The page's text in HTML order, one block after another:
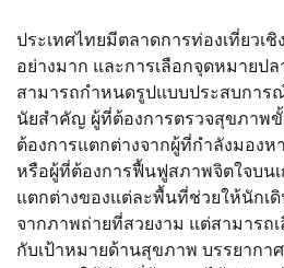
ประเทศไทยมีตลาดการท่องเที่ยวเ
อย่างมาก และการเลือกจุดหมายป
สามารถกำหนดรูปแบบประสบการ
นัยสำคัญ ผู้ที่ต้องการตรวจสุขภาพ
ต้องการแตกต่างจากผู้ที่กำลังมองห
หรือผู้ที่ต้องการฟื้นฟูสภาพจิตใจบนเ
แตกต่างของแต่ละพื้นที่ช่วยให้นักเดิ
จากภาพถ่ายที่สวยงาม แต่สามารถ
กับเป้าหมายด้านสุขภาพ บรรยากา